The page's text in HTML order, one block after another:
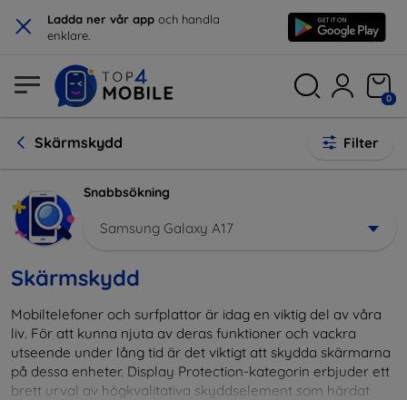
× Ladda ner vår app och handla
enklare.
0
Skärmskydd Filter
Snabbsökning
Samsung Galaxy A17
Skärmskydd
Mobiltelefoner och surfplattor är idag en viktig del av våra
liv. För att kunna njuta av deras funktioner och vackra
utseende under lång tid är det viktigt att skydda skärmarna
på dessa enheter. Display Protection-kategorin erbjuder ett
brett urval av högkvalitativa skyddselement som härdat